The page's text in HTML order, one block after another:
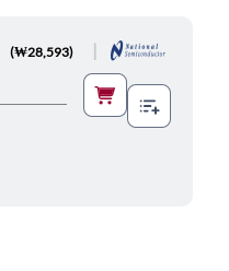
(₩28,593)